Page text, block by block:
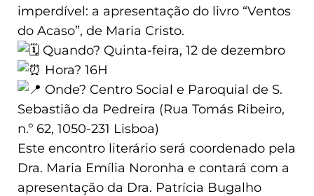
imperdível: a apresentação do livro “Ventos
do Acaso”, de Maria Cristo.
Quando? Quinta-feira, 12 de dezembro
Hora? 16H
Onde? Centro Social e Paroquial de S.
Sebastião da Pedreira (Rua Tomás Ribeiro,
n.º 62, 1050-231 Lisboa)
Este encontro literário será coordenado pela
Dra. Maria Emília Noronha e contará com a
apresentação da Dra. Patrícia Bugalho